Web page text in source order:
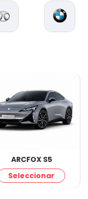
ARCFOX S5
Seleccionar